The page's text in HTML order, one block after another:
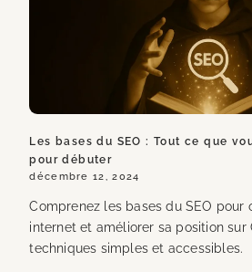
Les bases du SEO : Tout ce que
pour débuter
décembre 12, 2024
Comprenez les bases du SEO pour
internet et améliorer sa position sur
techniques simples et accessibles.